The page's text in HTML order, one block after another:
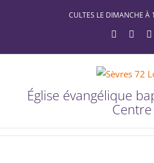
CULTES LE DIMANCHE
YouTube
Église évangélique
Centre